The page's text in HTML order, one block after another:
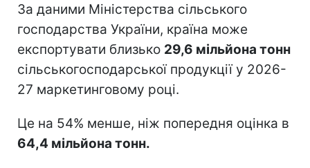
За даними Міністерства сільського
господарства України, країна може
експортувати близько 29,6 мільйона тонн
сільськогосподарської продукції у 2026-
27 маркетинговому році.
Це на 54% менше, ніж попередня оцінка в
64,4 мільйона тонн.